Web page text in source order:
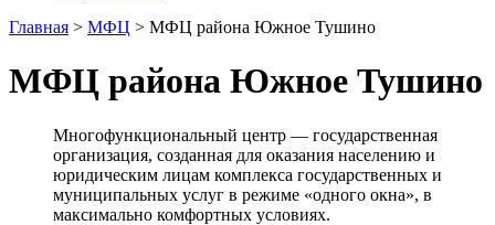
Главная > МФЦ > МФЦ района Южное Тушино
МФЦ района Южное Тушино
Многофункциональный центр — государственная
организация, созданная для оказания населению и
юридическим лицам комплекса государственных и
муниципальных услуг в режиме «одного окна», в
максимально комфортных условиях.